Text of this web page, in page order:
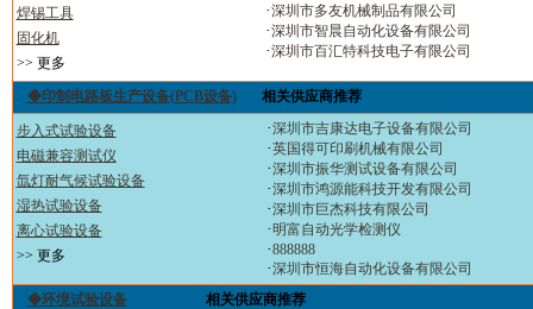
焊锡工具
固化机
>> 更多
·深圳市多友机械制品有限公司
·深圳市智晨自动化设备有限公司
·深圳市百汇特科技电子有限公司
◆印制电路板生产设备(PCB设备) 相关供应商推荐
步入式试验设备
电磁兼容测试仪
氙灯耐气候试验设备
湿热试验设备
离心试验设备
>> 更多
·深圳市吉康达电子设备有限公司
·英国得可印刷机械有限公司
·深圳市振华测试设备有限公司
·深圳市鸿源能科技开发有限公司
·深圳市巨杰科技有限公司
·明富自动光学检测仪
·888888
·深圳市恒海自动化设备有限公司
◆环境试验设备
相关供应商推荐